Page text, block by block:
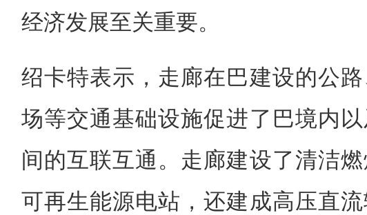
经济发展至关重要。
绍卡特表示，走廊在巴建设的公
场等交通基础设施促进了巴境内
间的互联互通。走廊建设了清洁
可再生能源电站，还建成高压直流